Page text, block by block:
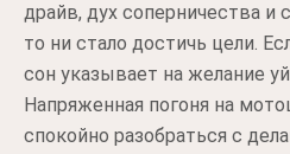
драйв, дух соперничества и
то ни стало достичь цели.
сон указывает на желание
Напряженная погоня на
спокойно разобраться с